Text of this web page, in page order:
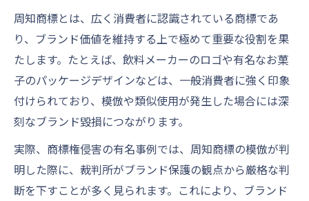
周知商標とは、広く消費者に認識されている商標であ
り、ブランド価値を維持する上で極めて重要な役割を果
たします。たとえば、飲料メーカーのロゴや有名なお菓
子のパッケージデザインなどは、一般消費者に強く印象
付けられており、模倣や類似使用が発生した場合には深
刻なブランド毀損につながります。
実際、商標権侵害の有名事例では、周知商標の模倣が判
明した際に、裁判所がブランド保護の観点から厳格な判
断を下すことが多く見られます。これにより、ブランド